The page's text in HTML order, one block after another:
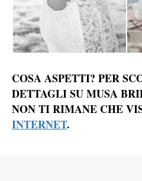
COSA ASPETTI? PER
DETTAGLI SU MUSA
NON TI RIMANE CHE
INTERNET.